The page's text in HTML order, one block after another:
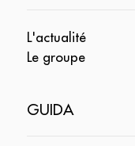
L'actualité
Le groupe
GUIDA